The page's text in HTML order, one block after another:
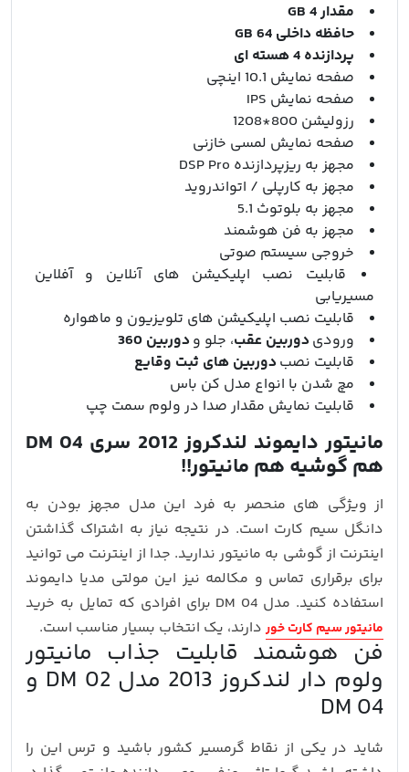
مقدار 4 GB
حافظه داخلی 64 GB
پردازنده 4 هسته ای
صفحه نمایش 10.1 اینچی
صفحه نمایش IPS
رزولیشن 800*1208
صفحه نمایش لمسی خازنی
مجهز به ریزپردازنده DSP Pro
مجهز به کارپلی / اتواندروید
مجهز به بلوتوث 5.1
مجهز به فن هوشمند
خروجی سیستم صوتی
قابلیت نصب اپلیکیشن های آنلاین و آفلاین
مسیریابی
قابلیت نصب اپلیکیشن های تلویزیون و ماهواره
ورودیدوربین عقب، جلو ودوربین 360
قابلیت نصبدوربین های ثبت وقایع
مچ شدن با انواع مدل کن باس
قابلیت نمایش مقدار صدا در ولوم سمت چپ
مانیتور دایموند لندکروز 2012 سری DM 04
هم گوشیه هم مانیتور!!
از ویژگی های منحصر به فرد این مدل مجهز بودن به
دانگل سیم کارت است. در نتیجه نیاز به اشتراک گذاشتن
اینترنت از گوشی به مانیتور ندارید. جدا از اینترنت می توانید
برای برقراری تماس و مکالمه نیز این مولتی مدیا دایموند
استفاده کنید. مدل DM 04 برای افرادی که تمایل به خرید
مانیتور سیم کارت خور دارند، یک انتخاب بسیار مناسب است.
فن هوشمند قابلیت جذاب مانیتور
ولوم دار لندکروز 2013 مدل DM 02 و
DM 04
شاید در یکی از نقاط گرمسیر کشور باشید و ترس این را